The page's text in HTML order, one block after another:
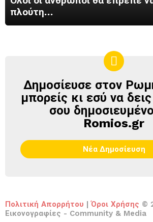
πλούτη…
ΔΗΜΟΣΊΕΥΣΕ
ΣΤΟΝ
ΡΩΜΗΌ
Δημοσίευσε στον
μπορείς κι εσύ να
σου
Romios.gr
Νέα Δημοσίευση
Πολιτική Απορρήτου | Όροι Χρήσης ©
Εικονογραφίες - Community & Media